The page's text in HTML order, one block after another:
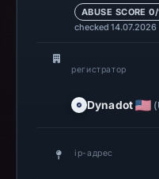
A
ABUSE SCORE
checked 14.07.2026
регистратор
Dynadot
ip-адрес